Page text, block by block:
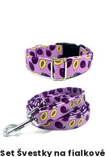
Set Švestky na fialkové